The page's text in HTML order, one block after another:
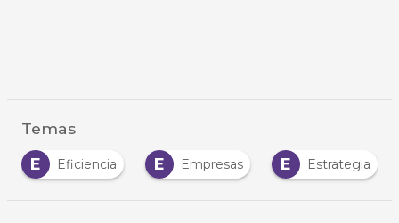
Temas
E
Eficiencia E Empresas E Estrategia